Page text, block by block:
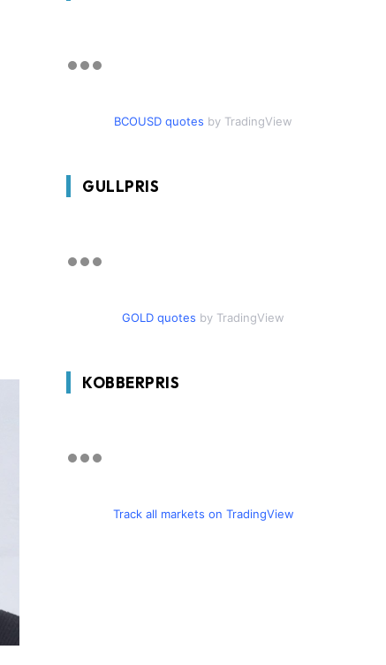
BCOUSD quotes by TradingView
GULLPRIS
GOLD quotes by TradingView
KOBBERPRIS
Track all markets on TradingView